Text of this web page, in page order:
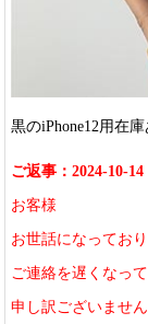
黒のiPhone12用在
ご返事：2024-10-14
お客様
お世話になっており
ご連絡を遅くなっ
申し訳ございませ